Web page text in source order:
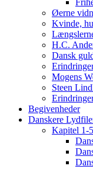
Øerne
Kvinde,
H.C.
Dansk
Mogens
Steen
Begivenheder
Danskere
Kapitel 1-5